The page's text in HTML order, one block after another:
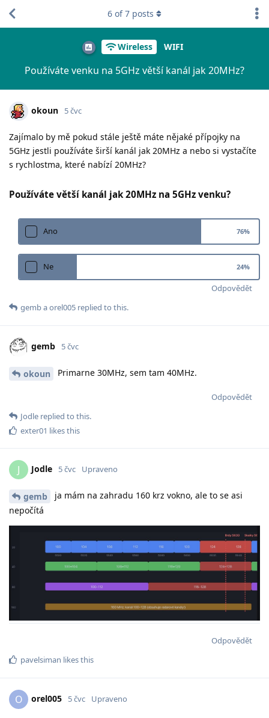
Wireless WIFI
Používáte venku na 5GHz větší kanál jak 20MHz?
6 of7 posts
okoun 5 čvc
Zajímalo by mě pokud stále ještě máte nějaké přípojky na
5GHz jestli používáte širší kanál jak 20MHz a nebo si vystačíte
s rychlostma, které nabízí 20MHz?
Používáte větší kanál jak 20MHz na 5GHz venku?
Ano 76%
Ne 24%
Odpovědět
gembaorel005 replied to this.
gemb 5 čvc
okoun Primarne 30MHz, sem tam 40MHz.
Odpovědět
Jodle replied to this.
exter01 likes this
J Jodle 5 čvc Upraveno
gemb
ja mám na zahradu 160 krz vokno, ale to se asi
nepočítá
Odpovědět
pavelsiman likes this
O orel005 5 čvc Upraveno